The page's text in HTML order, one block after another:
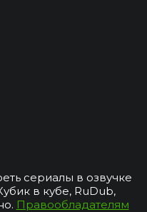
сериалы в озвучке
в кубе, RuDub,
Правообладателям